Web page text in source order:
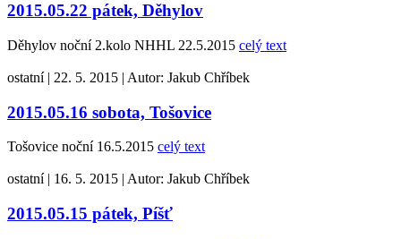
2015.05.22 pátek, Děhylov
Děhylov noční 2.kolo NHHL 22.5.2015 celý text
ostatní | 22. 5. 2015 | Autor: Jakub Chříbek
2015.05.16 sobota, Tošovice
Tošovice noční 16.5.2015 celý text
ostatní | 16. 5. 2015 | Autor: Jakub Chříbek
2015.05.15 pátek, Píšť